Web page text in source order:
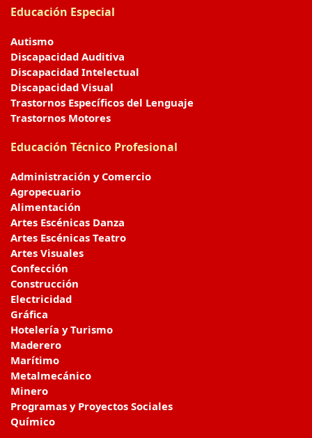
Educación Especial
Autismo
Discapacidad Auditiva
Discapacidad Intelectual
Discapacidad Visual
Trastornos Específicos del Lenguaje
Trastornos Motores
Educación Técnico Profesional
Administración y Comercio
Agropecuario
Alimentación
Artes Escénicas Danza
Artes Escénicas Teatro
Artes Visuales
Confección
Construcción
Electricidad
Gráfica
Hotelería y Turismo
Maderero
Marítimo
Metalmecánico
Minero
Programas y Proyectos Sociales
Químico